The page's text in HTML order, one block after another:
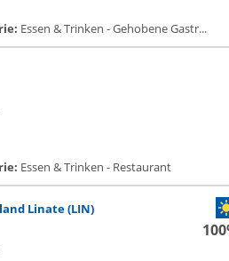
Essen & Trinken - Gehobene Gastr...
Essen & Trinken - Restaurant
Linate (LIN)